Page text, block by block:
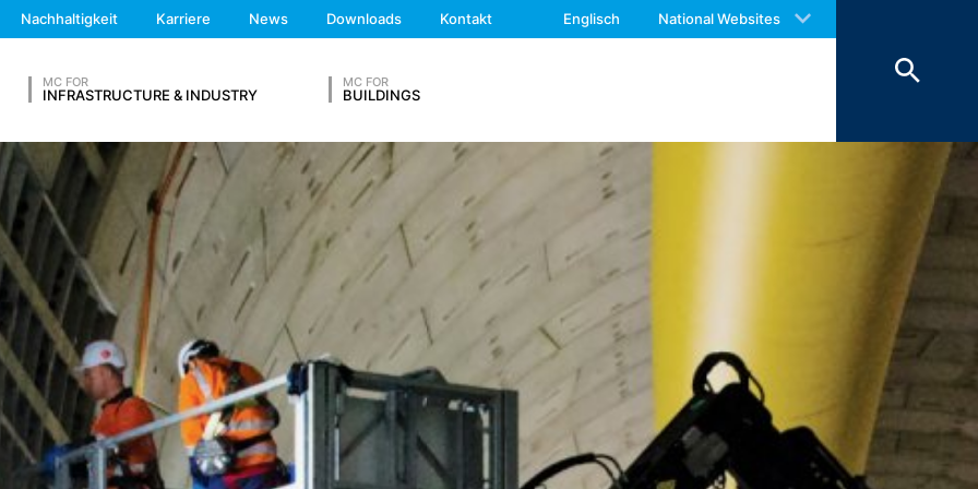
Nachhaltigkeit Karriere News Downloads Kontakt Englisch National Websites
MC FOR
INFRASTRUCTURE & INDUSTRY
MC FOR
BUILDINGS
anderen Datenquellen wird nicht vorgenommen.
7 Tage gespeichert und anschließend gelöscht. Die Speicherung der Daten erfolgt aus
geklärt ist. Für diesen Zeitraum wird die Verarbeitung eingeschränkt.
uns auf freiwilliger Basis online in Kontakt zu treten. Im Rahmen des Kontaktformulars erfassen wir
Rufnummern, E-Mail-Adresse), das Thema und den Inhalt Ihrer Nachricht sowie von Ihnen
Daten um Ihre Anfrage zu beantworten. Mit der Verarbeitung der Daten verfolgen wir das berechtigte
6 Abs. 1 lit. f DSGVO). Zudem sind wir zur Aufbewahrung aufgrund handels- und steuerrechtlicher
DSGVO). Eine Weitergabe der Daten erfolgt an unseren Hosting-Dienstleister, der die Internetseite in
an Dritte erfolgt nicht. Die oben genannten Daten planen wir für einen Zeitraum von 10 Jahren
Übermittlung in Drittländer außerhalb des Europäischen Wirtschaftsraumes ist nicht beabsichtigt.
Google Analytics. Anbieter ist die Google Inc., 1600 Amphitheatre Parkway Mountain View,
so genannte "Cookies". Das sind Textdateien, die auf Ihrem Computer gespeichert werden und die eine
Sie ermöglichen. Die durch den Cookie erzeugten Informationen über Ihre Benutzung dieser Website
in den USA übertragen und dort gespeichert.
ABSCHICKEN
Nachname*
Telefonnummer
Feel free to contact us again should you find necessary.